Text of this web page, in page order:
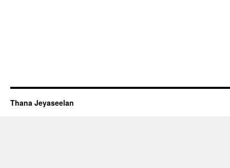
Thana Jeyaseelan